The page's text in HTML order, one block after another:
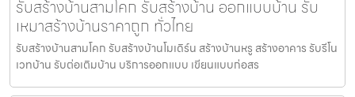
รับสร้างบ้านสามโคก รับสร้างบ้าน ออกแบบบ้าน รับ
เหมาสร้างบ้านราคาถูก ทั่วไทย
รับสร้างบ้านสามโคก รับสร้างบ้านโมเดิร์น สร้างบ้านหรู สร้างอาคาร รับรีโน
เวทบ้าน รับต่อเติมบ้าน บริการออกแบบ เขียนแบบก่อสร